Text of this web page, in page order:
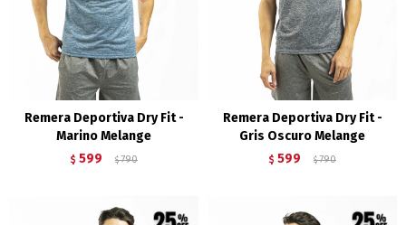
Remera Deportiva Dry Fit -
Marino Melange
$ 599 $ 790
Remera Deportiva Dry Fit -
Gris Oscuro Melange
$ 599 $ 790